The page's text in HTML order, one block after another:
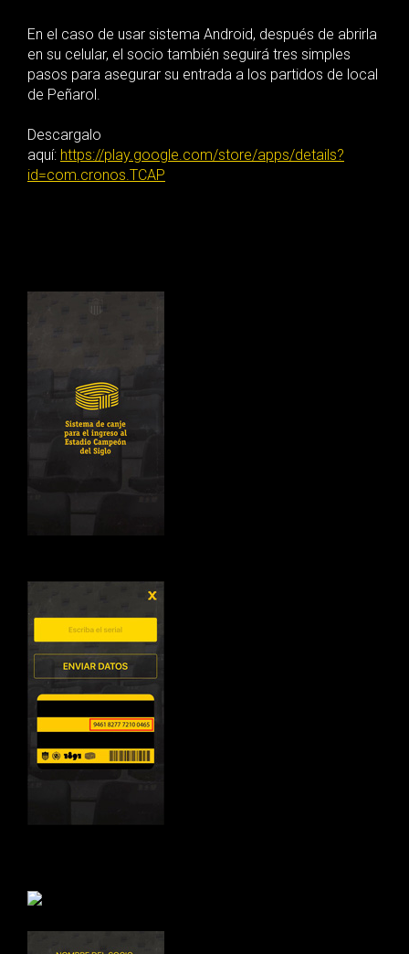
En el caso de usar sistema Android, después de abrirla
en su celular, el socio también seguirá tres simples
pasos para asegurar su entrada a los partidos de local
de Peñarol.
Descargalo
aquí: https://play.google.com/store/apps/details?
id=com.cronos.TCAP